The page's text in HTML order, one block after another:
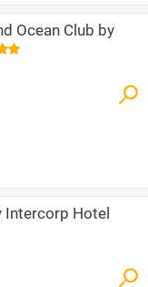
Ocean Club by
Intercorp Hotel